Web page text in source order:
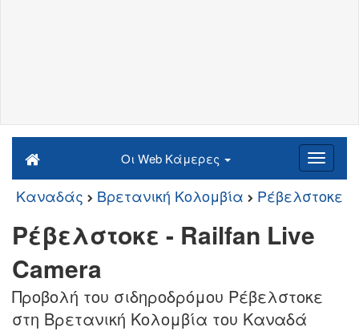
Οι Web Κάμερες
Καναδάς Βρετανική Κολομβία Ρέβελστοκε
Ρέβελστοκε - Railfan Live
Camera
Προβολή του σιδηροδρόμου Ρέβελστοκε
στη Βρετανική Κολομβία του Καναδά